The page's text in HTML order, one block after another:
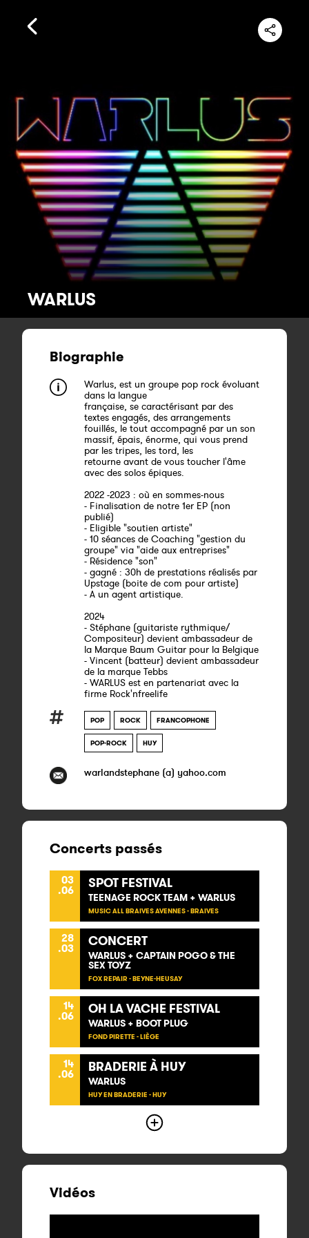
WARLUS
Biographie
Warlus, est un groupe pop rock évoluant
dans la langue
française, se caractérisant par des
textes engagés, des arrangements
fouillés, le tout accompagné par un son
massif, épais, énorme, qui vous prend
par les tripes, les tord, les
retourne avant de vous toucher l'âme
avec des solos épiques.
2022 -2023 : où en sommes-nous
- Finalisation de notre 1er EP (non
publié)
- Eligible "soutien artiste"
- 10 séances de Coaching "gestion du
groupe" via "aide aux entreprises"
- Résidence "son"
- gagné : 30h de prestations réalisés par
Upstage (boite de com pour artiste)
- A un agent artistique.
2024
- Stéphane (guitariste rythmique/
Compositeur) devient ambassadeur de
la Marque Baum Guitar pour la Belgique
- Vincent (batteur) devient ambassadeur
de la marque Tebbs
- WARLUS est en partenariat avec la
firme Rock'nfreelife
POP ROCK FRANCOPHONE
POP-ROCK HUY
warlandstephane (a) yahoo.com
Concerts passés
03
.06 SPOT FESTIVAL
TEENAGE ROCK TEAM + WARLUS
MUSIC ALL BRAIVES AVENNES - BRAIVES
28
.03 CONCERT
WARLUS + CAPTAIN POGO & THE
SEX TOYZ
FOX REPAIR - BEYNE-HEUSAY
14
.06 OH LA VACHE FESTIVAL
WARLUS + BOOT PLUG
FOND PIRETTE - LIÈGE
14
.06 BRADERIE À HUY
WARLUS
HUY EN BRADERIE - HUY
Vidéos